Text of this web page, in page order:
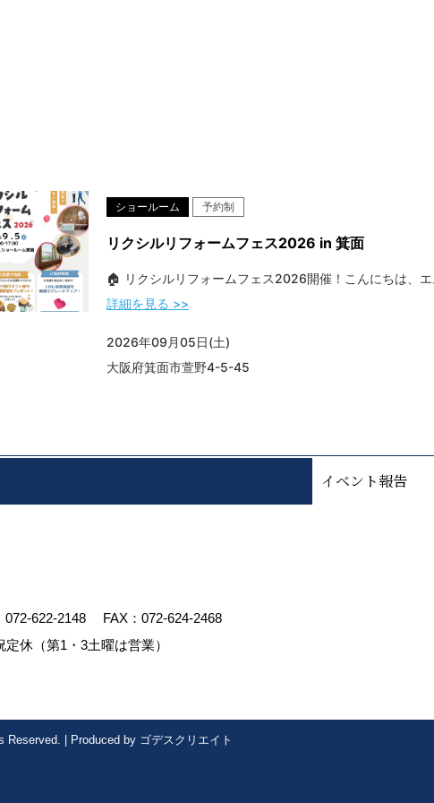
ショールーム 予約制
リクシルリフォームフェス2026 in 箕面
🏠 リクシルリフォームフェス2026開催！こんにちは、
詳細を見る >>
2026年09月05日(土)
大阪府箕面市萱野4-5-45
イベント報告
072-622-2148
FAX：072-624-2468
定休（第1・3土曜は営業）
Reserved. Produced by ゴデスクリエイト